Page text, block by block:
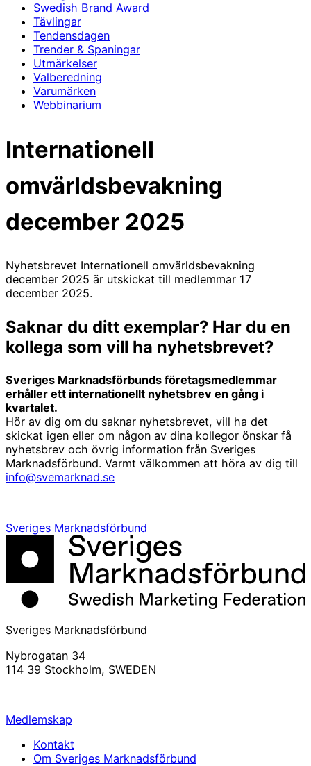
Swedish Brand Award
Tävlingar
Tendensdagen
Trender & Spaningar
Utmärkelser
Valberedning
Varumärken
Webbinarium
Internationell
omvärldsbevakning
december 2025
Nyhetsbrevet Internationell omvärldsbevakning
december 2025 är utskickat till medlemmar 17
december 2025.
Saknar du ditt exemplar? Har du en
kollega som vill ha nyhetsbrevet?
Sveriges Marknadsförbunds företagsmedlemmar
erhåller ett internationellt nyhetsbrev en gång i
kvartalet.
Hör av dig om du saknar nyhetsbrevet, vill ha det
skickat igen eller om någon av dina kollegor önskar få
nyhetsbrev och övrig information från Sveriges
Marknadsförbund. Varmt välkommen att höra av dig till
info@svemarknad.se
Sveriges Marknadsförbund
Sveriges Marknadsförbund
Nybrogatan 34
114 39 Stockholm, SWEDEN
Medlemskap
Kontakt
Om Sveriges Marknadsförbund